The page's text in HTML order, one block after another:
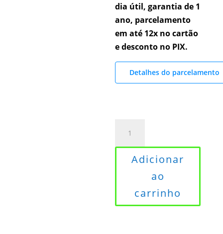
dia útil, garantia de 1
ano, parcelamento
em até 12x no cartão
e desconto no PIX.
Detalhes do parcelamento
para
110x190
Vidro
Temperado
Adicionar
ao
carrinho